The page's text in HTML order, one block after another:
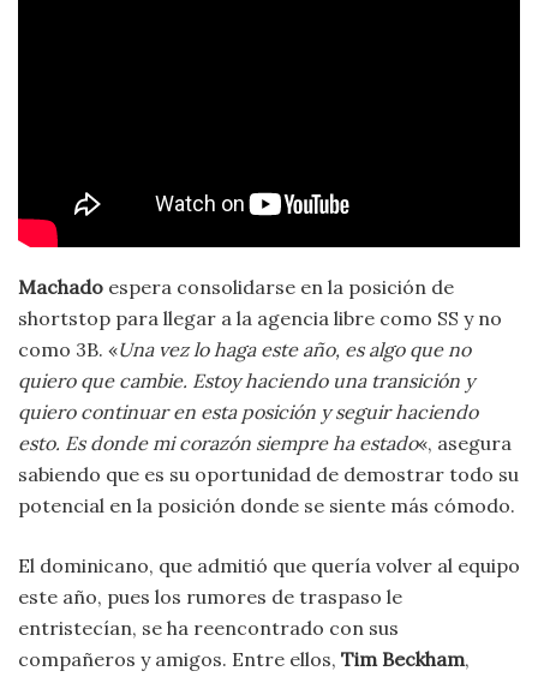
Machado espera consolidarse en la posición de
shortstop para llegar a la agencia libre como SS y no
como 3B. «Una vez lo haga este año, es algo que no
quiero que cambie. Estoy haciendo una transición y
quiero continuar en esta posición y seguir haciendo
esto. Es donde mi corazón siempre ha estado«, asegura
sabiendo que es su oportunidad de demostrar todo su
potencial en la posición donde se siente más cómodo.
El dominicano, que admitió que quería volver al equipo
este año, pues los rumores de traspaso le
entristecían, se ha reencontrado con sus
compañeros y amigos. Entre ellos, Tim Beckham,